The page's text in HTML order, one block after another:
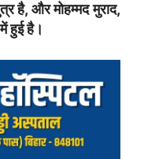
है, और मोहम्मद मुराद,
हुई है।